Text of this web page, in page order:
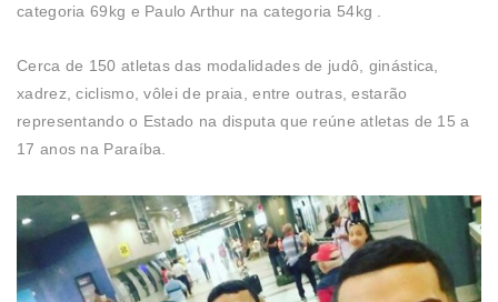
categoria 69kg e Paulo Arthur na categoria 54kg .
Cerca de 150 atletas das modalidades de judô, ginástica,
xadrez, ciclismo, vôlei de praia, entre outras, estarão
representando o Estado na disputa que reúne atletas de 15 a
17 anos na Paraíba.